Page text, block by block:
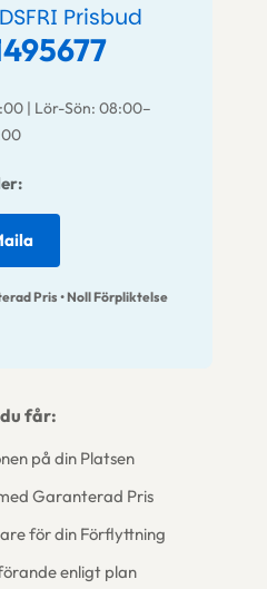
Prisbud
| Lör-Sön: 08:00–
Pris • Noll Förpliktelse
får:
på din Platsen
Garanterad Pris
för din Förflyttning
enligt plan